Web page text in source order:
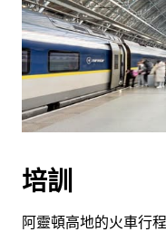
培訓
阿靈頓高地的火車行